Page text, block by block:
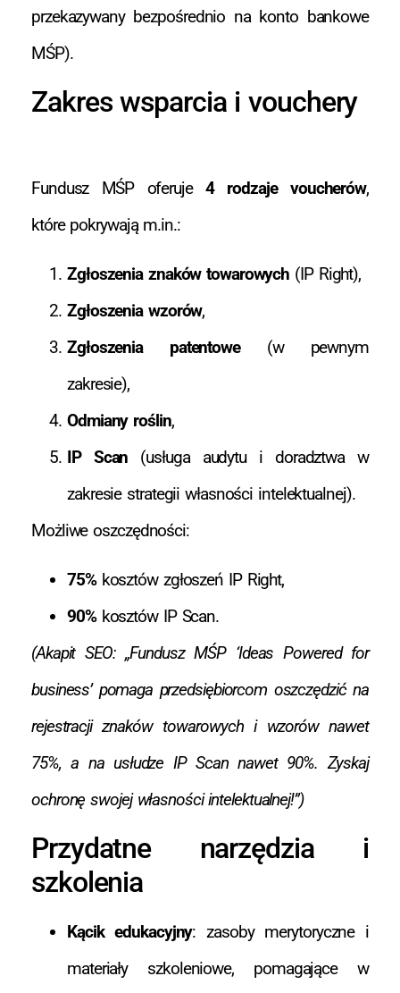
przekazywany bezpośrednio na konto bankowe
MŚP).
Zakres wsparcia i vouchery
Fundusz MŚP oferuje4 rodzaje voucherów,
które pokrywają m.in.:
Zgłoszenia znaków towarowych (IP Right),
Zgłoszenia wzorów,
Zgłoszenia patentowe(w pewnym
zakresie),
Odmiany roślin,
IP Scan (usługa audytu i doradztwa w
zakresie strategii własności intelektualnej).
Możliwe oszczędności:
75%kosztów zgłoszeń IP Right,
90%kosztów IP Scan.
(Akapit SEO: „Fundusz MŚP ‘Ideas Powered for
business’ pomaga przedsiębiorcom oszczędzić na
rejestracji znaków towarowych i wzorów nawet
75%, a na usłudze IP Scan nawet 90%. Zyskaj
ochronę swojej własności intelektualnej!”)
Przydatne narzędzia i
szkolenia
Kącik edukacyjny: zasoby merytoryczne i
materiały szkoleniowe, pomagające w